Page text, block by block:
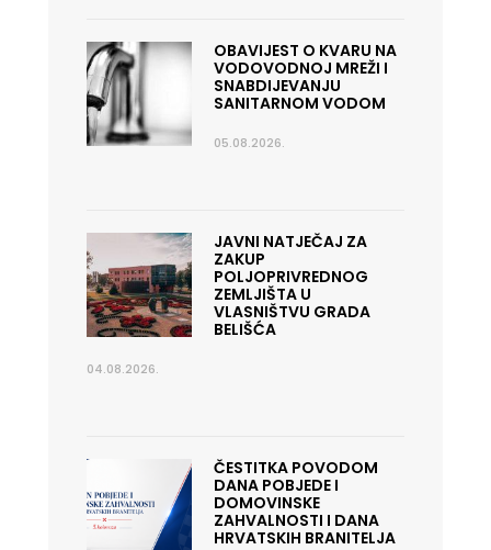
OBAVIJEST O KVARU NA
VODOVODNOJ MREŽI I
SNABDIJEVANJU
SANITARNOM VODOM
05.08.2026.
JAVNI NATJEČAJ ZA
ZAKUP
POLJOPRIVREDNOG
ZEMLJIŠTA U
VLASNIŠTVU GRADA
BELIŠĆA
04.08.2026.
ČESTITKA POVODOM
DANA POBJEDE I
DOMOVINSKE
ZAHVALNOSTI I DANA
HRVATSKIH BRANITELJA